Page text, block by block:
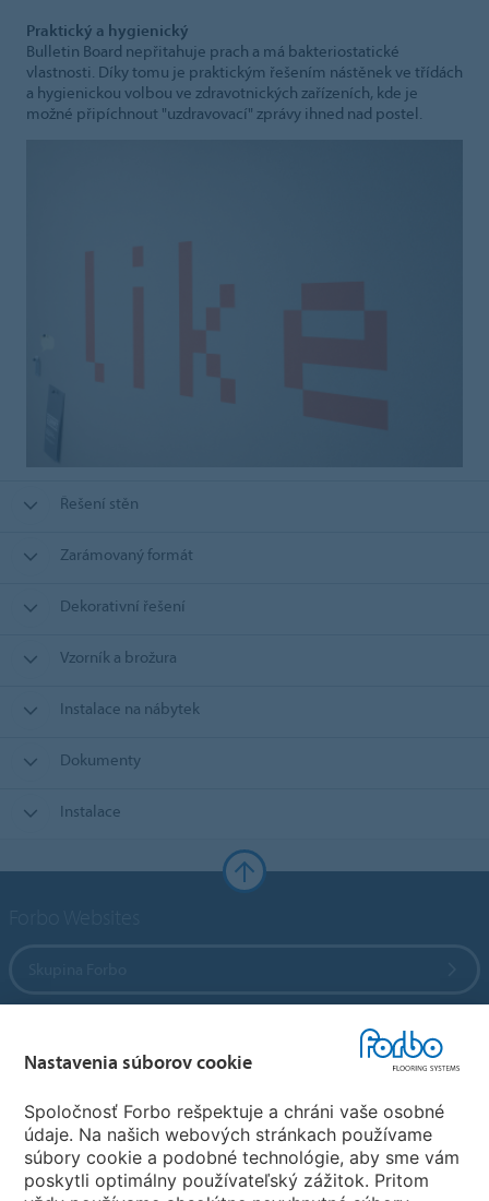
Praktický a hygienický
Bulletin Board nepřitahuje prach a má bakteriostatické
vlastnosti. Díky tomu je praktickým řešením nástěnek ve třídách
a hygienickou volbou ve zdravotnických zařízeních, kde je
možné připíchnout "uzdravovací" zprávy ihned nad postel.
Řešení stěn
Zarámovaný formát
Dekorativní řešení
Vzorník a brožura
Instalace na nábytek
Dokumenty
Instalace
Zvoľte krajinu
Nastavenia súborov cookie
Spoločnosť Forbo rešpektuje a chráni vaše osobné
údaje. Na našich webových stránkach používame
súbory cookie a podobné technológie, aby sme vám
poskytli optimálny používateľský zážitok. Pritom